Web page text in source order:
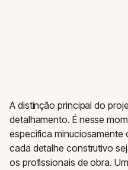
A distinção principal do
detalhamento. É nesse
especifica minuciosamente
cada detalhe construtivo
os profissionais de obra.